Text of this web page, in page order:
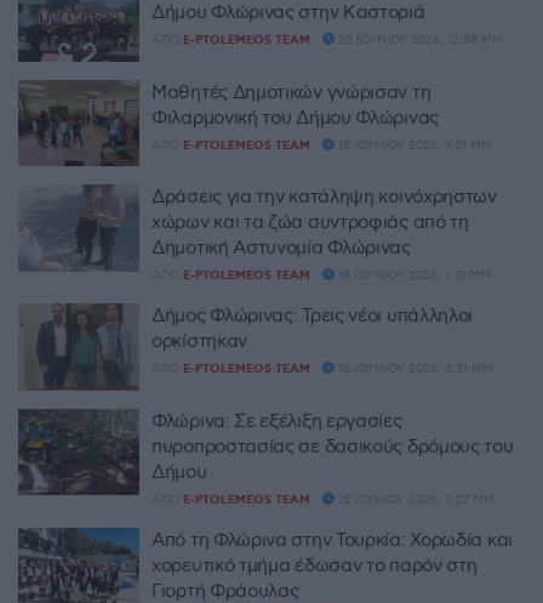
Δήμου Φλώρινας στην Καστοριά
ΑΠΌ E-PTOLEMEOS TEAM 22 ΙΟΥΝΊΟΥ 2026, 12:58 ΜΜ
Μαθητές Δημοτικών γνώρισαν τη
Φιλαρμονική του Δήμου Φλώρινας
ΑΠΌ E-PTOLEMEOS TEAM 18 ΙΟΥΝΊΟΥ 2026, 7:01 ΜΜ
Δράσεις για την κατάληψη κοινόχρηστων
χώρων και τα ζώα συντροφιάς από τη
Δημοτική Αστυνομία Φλώρινας
ΑΠΌ E-PTOLEMEOS TEAM 18 ΙΟΥΝΊΟΥ 2026, 1:10 ΜΜ
Δήμος Φλώρινας: Τρεις νέοι υπάλληλοι
ορκίστηκαν
ΑΠΌ E-PTOLEMEOS TEAM 16 ΙΟΥΝΊΟΥ 2026, 3:31 ΜΜ
Φλώρινα: Σε εξέλιξη εργασίες
πυροπροστασίας σε δασικούς δρόμους του
Δήμου
ΑΠΌ E-PTOLEMEOS TEAM 15 ΙΟΥΝΊΟΥ 2026, 3:27 ΜΜ
Από τη Φλώρινα στην Τουρκία: Χορωδία και
χορευτικό τμήμα έδωσαν το παρόν στη
Γιορτή Φράουλας